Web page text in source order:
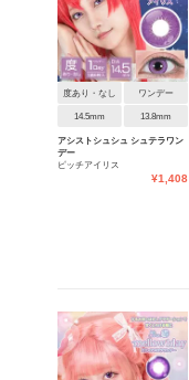
度あり・なし ワンデー
14.5mm 13.8mm
アシストシュシュ シュテラワン
デー
ピッチアイリス
¥1,408